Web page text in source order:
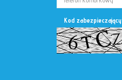
Kod zabezpieczający